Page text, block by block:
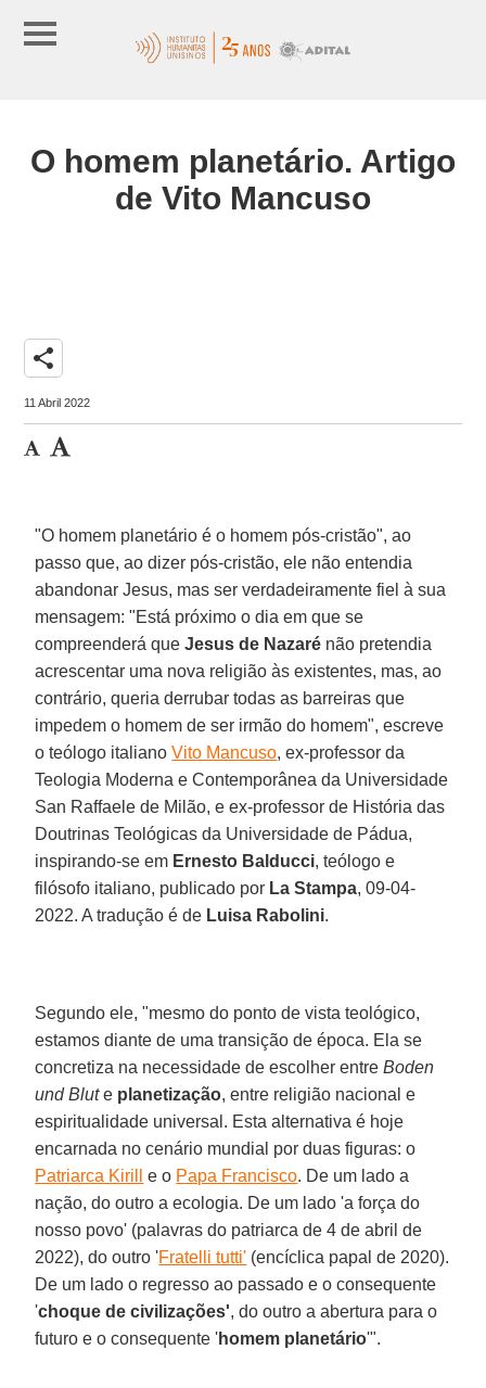
O homem planetário. Artigo
de Vito Mancuso
share
11 Abril 2022
"O homem planetário é o homem pós-cristão", ao
passo que, ao dizer pós-cristão, ele não entendia
abandonar Jesus, mas ser verdadeiramente fiel à sua
mensagem: "Está próximo o dia em que se
compreenderá queJesus de Nazaré não pretendia
acrescentar uma nova religião às existentes, mas, ao
contrário, queria derrubar todas as barreiras que
impedem o homem de ser irmão do homem", escreve
o teólogo italianoVito Mancuso, ex-professor da
Teologia Moderna e Contemporânea da Universidade
San Raffaele de Milão, e ex-professor de História das
Doutrinas Teológicas da Universidade de Pádua,
inspirando-se em Ernesto Balducci, teólogo e
filósofo italiano, publicado por La Stampa, 09-04-
2022. A tradução é de Luisa Rabolini.
Segundo ele, "mesmo do ponto de vista teológico,
estamos diante de uma transição de época. Ela se
concretiza na necessidade de escolher entreBoden
und Blute planetização, entre religião nacional e
espiritualidade universal. Esta alternativa é hoje
encarnada no cenário mundial por duas figuras: o
Patriarca Kirill
e o Papa Francisco. De um lado a
nação, do outro a ecologia. De um lado 'a força do
nosso povo' (palavras do patriarca de 4 de abril de
2022), do outro 'Fratelli tutti' (encíclica papal de 2020).
De um lado o regresso ao passado e o consequente
'choque de civilizações', do outro a abertura para o
futuro e o consequente 'homem planetário'".